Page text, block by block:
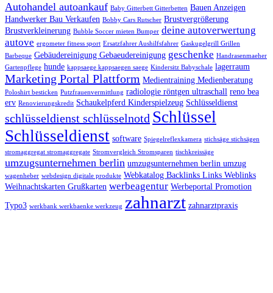
Autohandel autoankauf Baby Gitterbett Gitterbetten Bauen Anzeigen
Handwerker Bau Verkaufen Bobby Cars Rutscher Brustvergrößerung
Brustverkleinerung Bubble Soccer mieten Bumper deine autoverwertung
autove ergometer fitness sport Ersatzfahrer Aushilfsfahrer Gaskugelgrill Grillen
Barbeque Gebäudereinigung Gebaeudereinigung geschenke Handrasenmaeher
Gartenpflege hunde kappsaege kappsaegen saege Kindersitz Babyschale lagerraum
Marketing Portal Plattform Medientraining Medienberatung
Poloshirt besticken Putzfrauenvermittlung radiologie röntgen ultraschall reno bea
erv Renovierungskredit Schaukelpferd Kinderspielzeug Schlüsseldienst
schlüsseldienst schlüsselnotd Schlüssel
Schlüsseldienst software Spiegelreflexkamera stichsäge stichsägen
stromaggregat stromaggregate Stromvergleich Stromsparen tischkreissäge
umzugsunternehmen berlin umzugsunternehmen berlin umzug
wagenheber webdesign digitale produkte Webkatalog Backlinks Links Weblinks
Weihnachtskarten Grußkarten werbeagentur Werbeportal Promotion
Typo3 werkbank werkbaenke werkzeug zahnarzt zahnarztpraxis